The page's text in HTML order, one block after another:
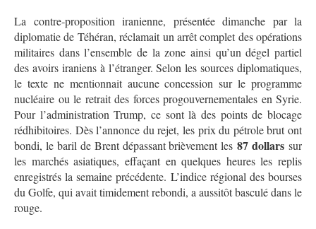
La contre‑proposition iranienne, présentée dimanche par la
diplomatie de Téhéran, réclamait un arrêt complet des opérations
militaires dans l’ensemble de la zone ainsi qu’un dégel partiel
des avoirs iraniens à l’étranger. Selon les sources diplomatiques,
le texte ne mentionnait aucune concession sur le programme
nucléaire ou le retrait des forces progouvernementales en Syrie.
Pour l’administration Trump, ce sont là des points de blocage
rédhibitoires. Dès l’annonce du rejet, les prix du pétrole brut ont
bondi, le baril de Brent dépassant brièvement les87 dollars sur
les marchés asiatiques, effaçant en quelques heures les replis
enregistrés la semaine précédente. L’indice régional des bourses
du Golfe, qui avait timidement rebondi, a aussitôt basculé dans le
rouge.